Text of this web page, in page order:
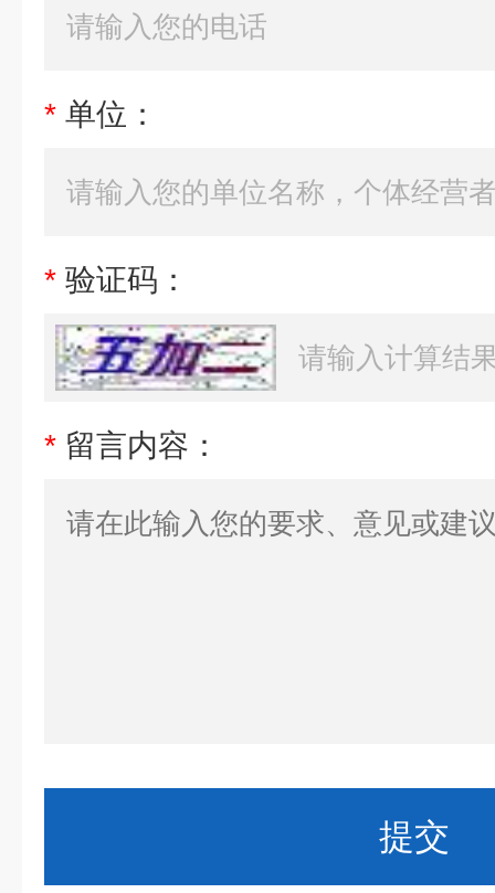
* 单位：
* 验证码：
* 留言内容：